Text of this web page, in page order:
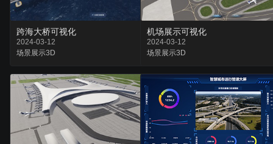
跨海大桥可视化
2024-03-12
场景展示3D
机场展示可视化
2024-03-12
场景展示3D